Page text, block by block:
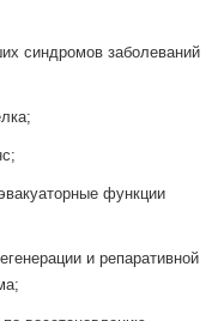
синдромов заболеваний
функции
и репаративной